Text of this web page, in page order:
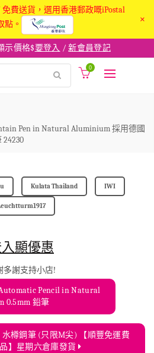
費送貨，選用香港郵政嘅iPostal
點。
×
示價格$要登入 /新會員登記
0
Pen in Natural Aluminium 採用德國
24230
Kulata Thailand IWI
顯優惠
多謝支持小店!
Pencil in Natural
0.5mm 鉛筆
水樽鋼筆 (只限M尖) 【順豐免運費
】星期六倉庫發貨